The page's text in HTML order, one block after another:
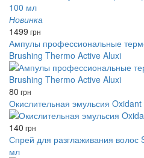
Новинка
1499 грн
Ампулы профессиональные
Brushing Thermo Active Aluxi
80 грн
Окислительная эмульсия
140 грн
Спрей для разглаживания волос
мл